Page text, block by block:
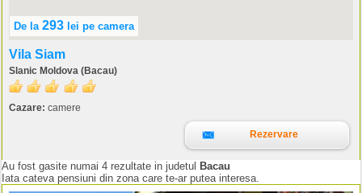
De la 293 lei pe camera
Vila Siam
Slanic Moldova (Bacau)
Cazare: camere
Rezervare
Au fost gasite numai 4 rezultate in judetul Bacau
Iata cateva pensiuni din zona care te-ar putea interesa.